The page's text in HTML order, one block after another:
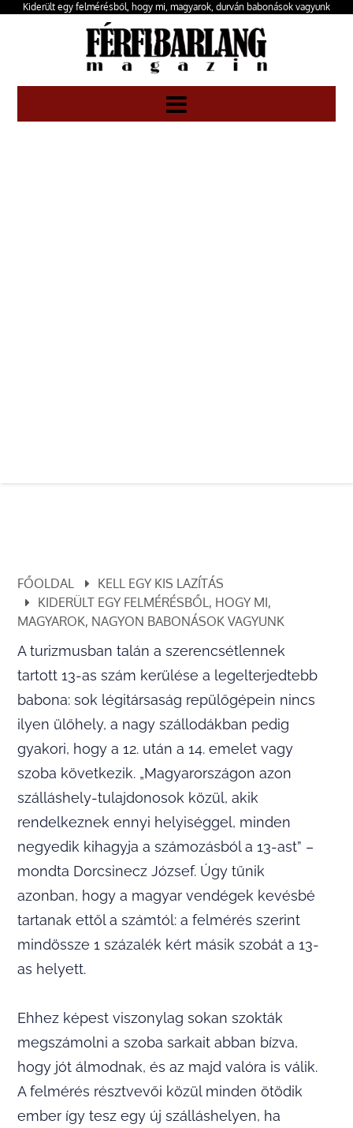
Kiderült egy felmérésből, hogy mi, magyarok, durván babonások vagyunk
FŐOLDAL
KELL EGY KIS LAZÍTÁS
KIDERÜLT EGY FELMÉRÉSBŐL, HOGY MI,
MAGYAROK, NAGYON BABONÁSOK VAGYUNK
A turizmusban talán a szerencsétlennek
tartott 13-as szám kerülése a legelterjedtebb
babona: sok légitársaság repülőgépein nincs
ilyen ülőhely, a nagy szállodákban pedig
gyakori, hogy a 12. után a 14. emelet vagy
szoba következik. „Magyarországon azon
szálláshely-tulajdonosok közül, akik
rendelkeznek ennyi helyiséggel, minden
negyedik kihagyja a számozásból a 13-ast” –
mondta Dorcsinecz József. Úgy tűnik
azonban, hogy a magyar vendégek kevésbé
tartanak ettől a számtól: a felmérés szerint
mindössze 1 százalék kért másik szobát a 13-
as helyett.
Ehhez képest viszonylag sokan szokták
megszámolni a szoba sarkait abban bízva,
hogy jót álmodnak, és az majd valóra is válik.
A felmérés résztvevői közül minden ötödik
ember így tesz egy új szálláshelyen, ha